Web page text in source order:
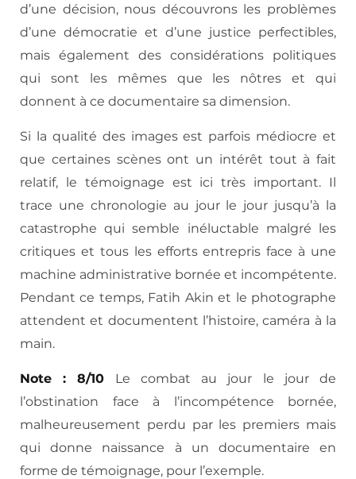
d’une décision, nous découvrons les problèmes
d’une démocratie et d’une justice perfectibles,
mais également des considérations politiques
qui sont les mêmes que les nôtres et qui
donnent à ce documentaire sa dimension.
Si la qualité des images est parfois médiocre et
que certaines scènes ont un intérêt tout à fait
relatif, le témoignage est ici très important. Il
trace une chronologie au jour le jour jusqu’à la
catastrophe qui semble inéluctable malgré les
critiques et tous les efforts entrepris face à une
machine administrative bornée et incompétente.
Pendant ce temps, Fatih Akin et le photographe
attendent et documentent l’histoire, caméra à la
main.
Note : 8/10 Le combat au jour le jour de
l’obstination face à l’incompétence bornée,
malheureusement perdu par les premiers mais
qui donne naissance à un documentaire en
forme de témoignage, pour l’exemple.